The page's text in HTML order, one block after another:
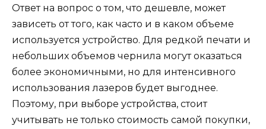
Ответ на вопрос о том, что дешевле, может
зависеть от того, как часто и в каком объеме
используется устройство. Для редкой печати и
небольших объемов чернила могут оказаться
более экономичными, но для интенсивного
использования лазеров будет выгоднее.
Поэтому, при выборе устройства, стоит
учитывать не только стоимость самой покупки,